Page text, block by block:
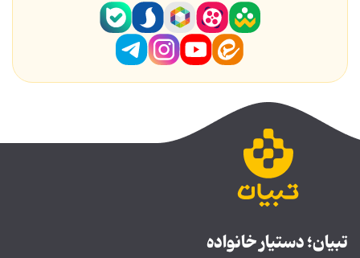
تبیان؛ دستیار خانواده